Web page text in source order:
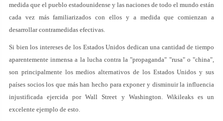
medida que el pueblo estadounidense y las naciones de todo el mundo están
cada vez más familiarizados con ellos y a medida que comienzan a
desarrollar contramedidas efectivas.
Si bien los intereses de los Estados Unidos dedican una cantidad de tiempo
aparentemente inmensa a la lucha contra la "propaganda" "rusa" o "china",
son principalmente los medios alternativos de los Estados Unidos y sus
países socios los que más han hecho para exponer y disminuir la influencia
injustificada ejercida por Wall Street y Washington. Wikileaks es un
excelente ejemplo de esto.